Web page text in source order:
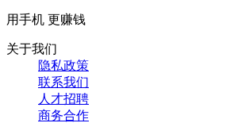
用手机 更赚钱
关于我们
隐私政策
联系我们
人才招聘
商务合作